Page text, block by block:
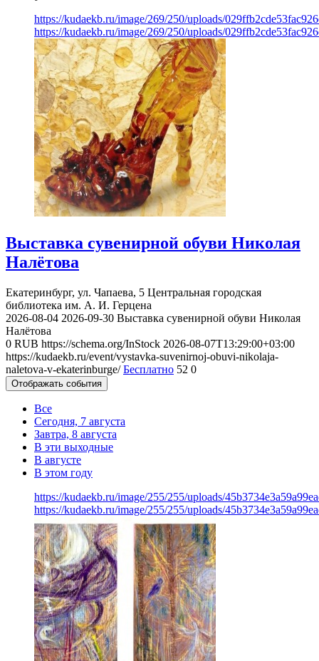
https://kudaekb.ru/image/269/250/uploads/
https://kudaekb.ru/image/269/250/uploads/
Выставка сувенирной обуви Николая
Налётова
Екатеринбург, ул. Чапаева, 5 Центральная городская
библиотека им. А. И. Герцена
2026-08-04 2026-09-30 Выставка сувенирной обуви Николая
Налётова
0 RUB https://schema.org/InStock 2026-08-07T13:29:00+03:00
https://kudaekb.ru/event/vystavka-suvenirnoj-obuvi-nikolaja-
naletova-v-ekaterinburge/ Бесплатно 52 0
Отображать события
Все
Сегодня, 7 августа
Завтра, 8 августа
В эти выходные
В августе
В этом году
https://kudaekb.ru/image/255/255/uploads/
https://kudaekb.ru/image/255/255/uploads/